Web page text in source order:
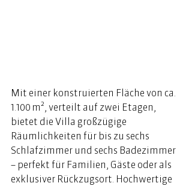
Mit einer konstruierten Fläche von ca.
1.100 m², verteilt auf zwei Etagen,
bietet die Villa großzügige
Räumlichkeiten für bis zu sechs
Schlafzimmer und sechs Badezimmer
– perfekt für Familien, Gäste oder als
exklusiver Rückzugsort. Hochwertige